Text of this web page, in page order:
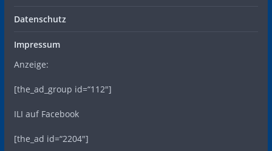
Datenschutz
Impressum
Anzeige:
[the_ad_group id=“112″]
ILI auf Facebook
[the_ad id=“2204″]